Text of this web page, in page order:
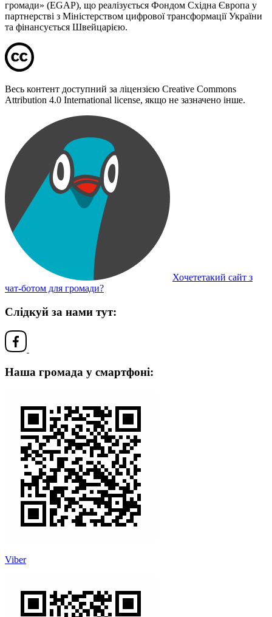
громади» (EGAP), що реалізується Фондом Східна Європа у
партнерстві з Міністерством цифрової трансформації України
та фінансується Швейцарією.
Весь контент доступний за ліцензією Creative Commons
Attribution 4.0 International license, якщо не зазначено інше.
Хочететакий сайт з
чат-ботом для громади?
Слідкуй за нами тут:
Наша громада у смартфоні:
Viber